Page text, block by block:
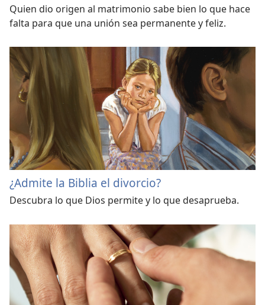
Quien dio origen al matrimonio sabe bien lo que hace
falta para que una unión sea permanente y feliz.
¿Admite la Biblia el divorcio?
Descubra lo que Dios permite y lo que desaprueba.